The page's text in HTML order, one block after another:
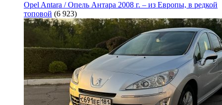
Opel Antara / Опель Антара 2008 г. – из Европы, в редкой
топовой (6 923)